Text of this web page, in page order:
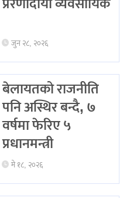
जुन २८, २०२६
बेलायतको राजनीति
पनि अस्थिर बन्दै, ७
वर्षमा फेरिए ५
प्रधानमन्त्री
मे १८, २०२६